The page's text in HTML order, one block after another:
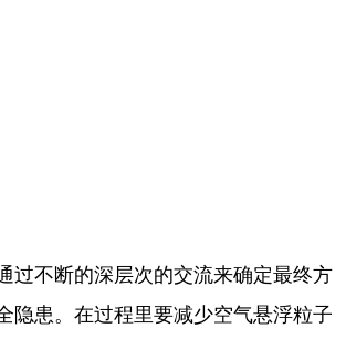
过不断的深层次的交流来确定最终方
隐患。在过程里要减少空气悬浮粒子